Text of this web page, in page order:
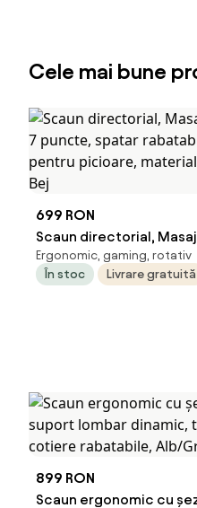
Cele mai bune
699 RON
Scaun directorial,
puncte, spatar
pentru picioare,
Ergonomic, gaming, rotativ
În stoc
Livrare gratuită
899 RON
Scaun ergonomic cu